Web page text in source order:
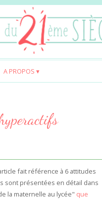
A PROPOS
fait référence à 6 attitudes
sont présentées en détail dans
la maternelle au lycée" que